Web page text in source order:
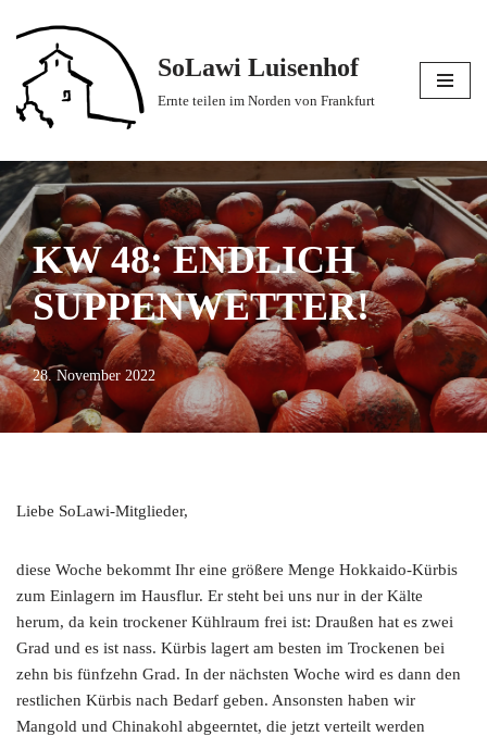
Zum
Inhalt
springen
SoLawi Luisenhof
Ernte teilen im Norden von Frankfurt
KW 48: ENDLICH
SUPPENWETTER!
28. November 2022
Liebe SoLawi-Mitglieder,
diese Woche bekommt Ihr eine größere Menge Hokkaido-Kürbis
zum Einlagern im Hausflur. Er steht bei uns nur in der Kälte
herum, da kein trockener Kühlraum frei ist: Draußen hat es zwei
Grad und es ist nass. Kürbis lagert am besten im Trockenen bei
zehn bis fünfzehn Grad. In der nächsten Woche wird es dann den
restlichen Kürbis nach Bedarf geben. Ansonsten haben wir
Mangold und Chinakohl abgeerntet, die jetzt verteilt werden